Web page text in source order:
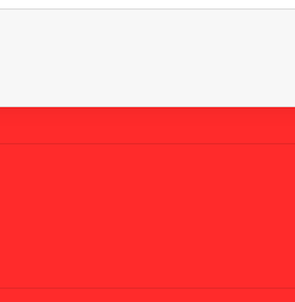
كاميرا خفية.. الهلال يخدع
شكوى الهلال.. خطوة مريخية
بسبب “الصفر الدولي” ..